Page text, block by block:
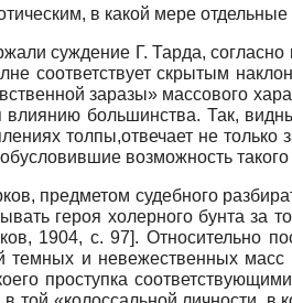
в какой мере
суждение Г. Тарда,
соответствует скрытым
заразы» массового
влиянию большинства. Так,
толпы,отвечает не
возможность
предметом судебного
героя холерного бунта за
1904, с. 97]. Относительно
темных и невежественных
проступка